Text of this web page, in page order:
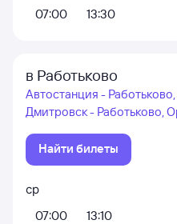
07:00
13:30
в Работьково
Автостанция -
Дмитровск - Работьково,
Найти билеты
ср
07:00
13:10